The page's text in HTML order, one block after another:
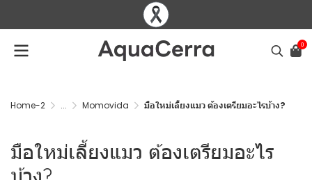
0
Home-2 ... Momovida มือใหม่เลี้ยงแมว ต้องเตรียมอะไรบ้าง?
มือใหม่เลี้ยงแมว ต้องเตรียมอะไร